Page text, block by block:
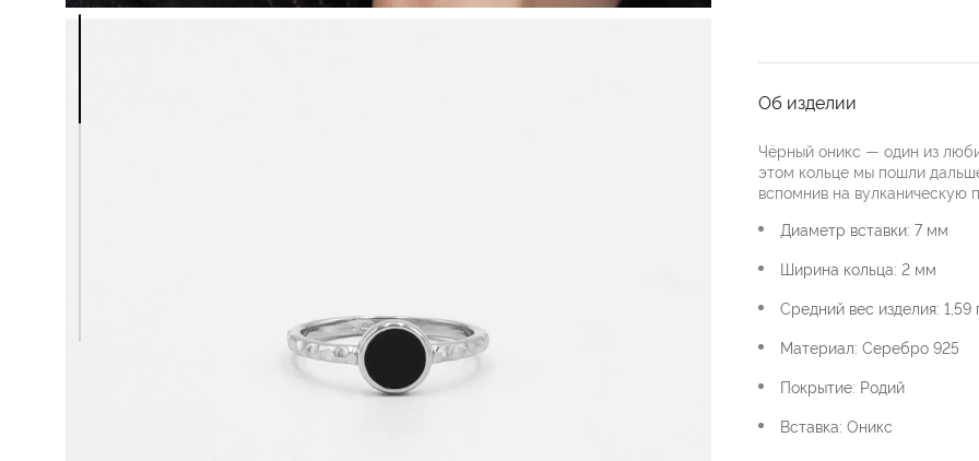
Об изделии
Чёрный оникс — один из
этом кольце мы пошли
вспомнив на вулканическую
Диаметр вставки: 7 мм
Ширина кольца: 2 мм
Средний вес изделия: 1,59
Материал: Серебро 925
Покрытие: Родий
Вставка: Оникс